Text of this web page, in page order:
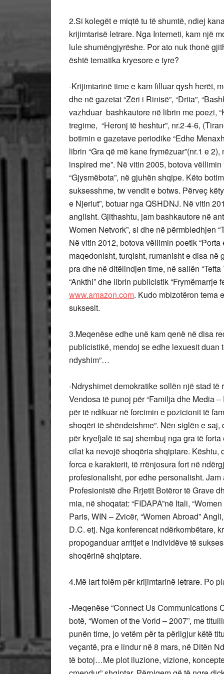
2.Si kolegët e miqtë tu të shumtë, ndiej
krijimtarisë letrare. Nga Interneti, kam një
lule shumëngjyrëshe. Por ato nuk thonë
është tematika kryesore e tyre?
-Krijimtarinë time e kam filluar qysh herët,
dhe në gazetat “Zëri i Rinisë”, “Drita”,
vazhduar bashkautore në librin me poezi,
tregime, “Heronj të heshtur”, nr.2-4-6,
botimin e gazetave periodike “Edhe
librin “Gra që më kane frymëzuar”(nr.1 e
inspired me”. Në vitin 2005, botova
“Gjysmëbota”, në gjuhën shqipe. Këto
suksesshme, tw vendit e botws. Përveç
e Njeriut”, botuar nga QSHDNJ. Në vitin
anglisht. Gjithashtu, jam bashkautore në
Women Netvork”, si dhe në përmbledhjen
Në vitin 2012, botova vëllimin poetik
maqedonisht, turqisht, rumanisht e disa
pra dhe në ditëlindjen time, në sallën
“Ankthi” dhe librin publicistik “Frymëmarrje
www.amazon.com. Kudo mbizotëron tema
suksesit.
3.Meqenëse edhe unë kam qenë në disa
publicistikë, mendoj se edhe lexuesit duan
ndyshim”…
-Ndryshimet demokratike sollën një stad
Vendosa të punoj për “Familja dhe Media
për të ndikuar në forcimin e pozicionit të
shoqëri të shëndetshme”. Nën siglën e
për kryefjalë të saj shembuj nga gra të
cilat ka nevojë shoqëria shqiptare.
forca e karakterit, të rrënjosura fort në
profesionalisht, por edhe personalisht.
Profesionistë dhe Rrjetit Botëror të Grave
mia, në shoqatat: “FIDAPA”në Itali,
Paris, WIN – Zvicër, “Women Abroad”
D.C. etj. Nga konferencat ndërkombëtare,
propoganduar arritjet e individëve të
shoqërinë shqiptare.
4.Më lart folëm për krijimtarinë letrare. Po
-Meqenëse “Connect Us Communications
botë, “Women of the Vorld – 2007”, me
punën time, jo vetëm për ta përligjur këtë
veçantë, pra e lindur në 8 mars, në Ditën
të botoj…Me plot iluzione, vizione,